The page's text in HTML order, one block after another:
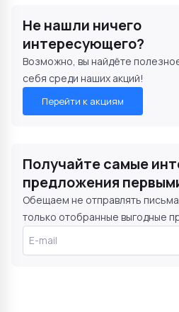
Не нашли ничего
интересующего?
Возможно, вы найдёте
себя среди наших акций!
Перейти к акциям
Получайте самые
предложения
Обещаем не отправлять
только отобранные выгодные